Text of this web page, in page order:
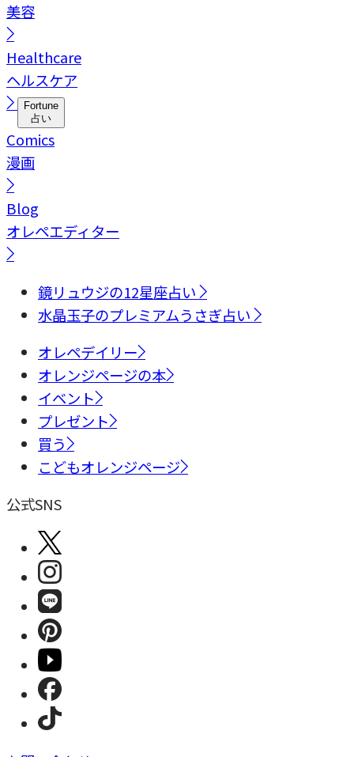
美容
Healthcare
ヘルスケア
Fortune
占い
Comics
漫画
Blog
オレペエディター
鏡リュウジの12星座占い
水晶玉子のプレミアムうさぎ占い
オレペデイリー
オレンジページの本
イベント
プレゼント
買う
こどもオレンジページ
公式SNS